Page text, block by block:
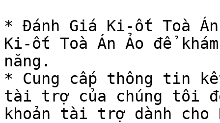
* Đánh Giá Ki-ốt Toà
Ki-ốt Toà Án Ảo để
năng.
* Cung cấp thông tin
tài trợ của chúng tôi
khoản tài trợ dành cho